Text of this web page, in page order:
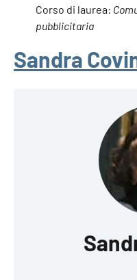
Corso di laurea:
pubblicitaria
Sandra